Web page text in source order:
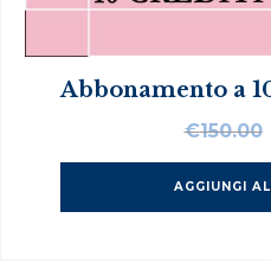
Abbonamento a
€150.00
AGGIUNGI